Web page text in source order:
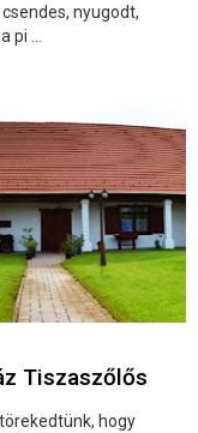
nyugodt,
...
Tiszaszőlős
hogy